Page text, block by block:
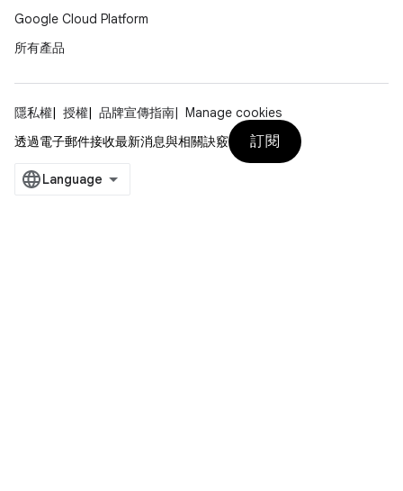
Google Cloud Platform
所有產品
隱私權 授權 品牌宣傳指南
Manage cookies
透過電子郵件接收最新消息與相關訣竅
訂閱